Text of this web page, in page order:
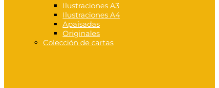
Ilustraciones A3
Ilustraciones A4
Apaisadas
Originales
Colección de cartas